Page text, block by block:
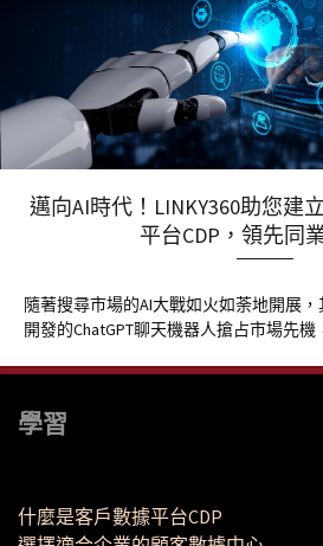
邁向AI時代！LINKY360助您建
平台CDP，領先同
隨著搜尋市場的AI大戰如火如荼地開展
開發的ChatGPT聊天機器人搶占市場先機
學習
什麼是客戶數據平台CDP